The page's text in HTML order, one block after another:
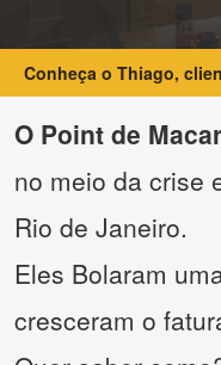
Conheça o Thiago,
O Point de
no meio da crise
Rio de Janeiro.
Eles Bolaram
cresceram o